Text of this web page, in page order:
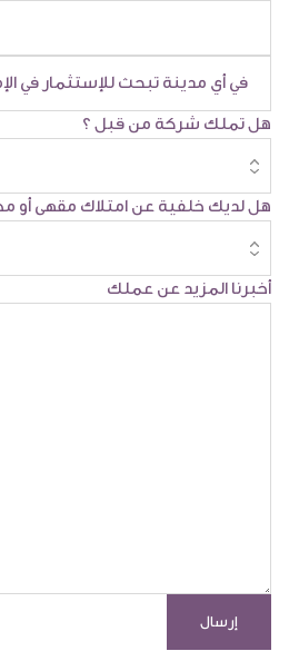
هل تملك شركة من قبل ؟
هل لديك خلفية عن امتلاك مقهى أو
أخبرنا المزيد عن عملك